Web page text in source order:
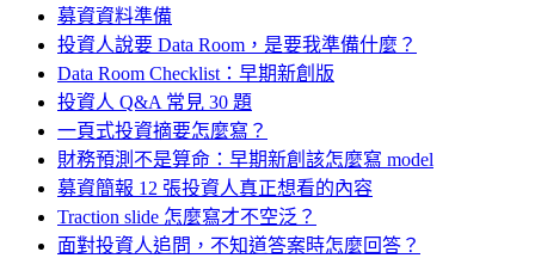
募資資料準備
投資人說要 Data Room，是要我準備什麼？
Data Room Checklist：早期新創版
投資人 Q&A 常見 30 題
一頁式投資摘要怎麼寫？
財務預測不是算命：早期新創該怎麼寫 model
募資簡報 12 張投資人真正想看的內容
Traction slide 怎麼寫才不空泛？
面對投資人追問，不知道答案時怎麼回答？